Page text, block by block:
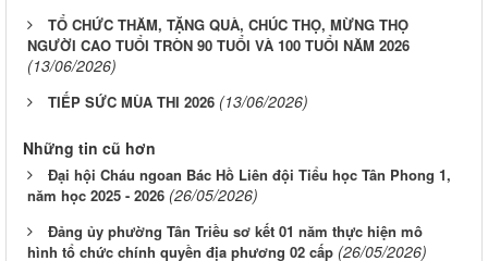
TỔ CHỨC THĂM, TẶNG QUÀ, CHÚC THỌ, MỪNG THỌ
NGƯỜI CAO TUỔI TRÒN 90 TUỔI VÀ 100 TUỔI NĂM 2026
(13/06/2026)
TIẾP SỨC MÙA THI 2026 (13/06/2026)
Những tin cũ hơn
Đại hội Cháu ngoan Bác Hồ Liên đội Tiểu học Tân Phong 1,
năm học 2025 - 2026 (26/05/2026)
Đảng ủy phường Tân Triều sơ kết 01 năm thực hiện mô
hình tổ chức chính quyền địa phương 02 cấp (26/05/2026)